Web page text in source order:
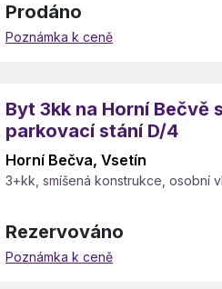
Prodáno
Poznámka k ceně
Byt 3kk na Horní Bečvě
parkovací stání D/4
Horní Bečva, Vsetín
3+kk, smíšená konstrukce, osobní
Rezervováno
Poznámka k ceně